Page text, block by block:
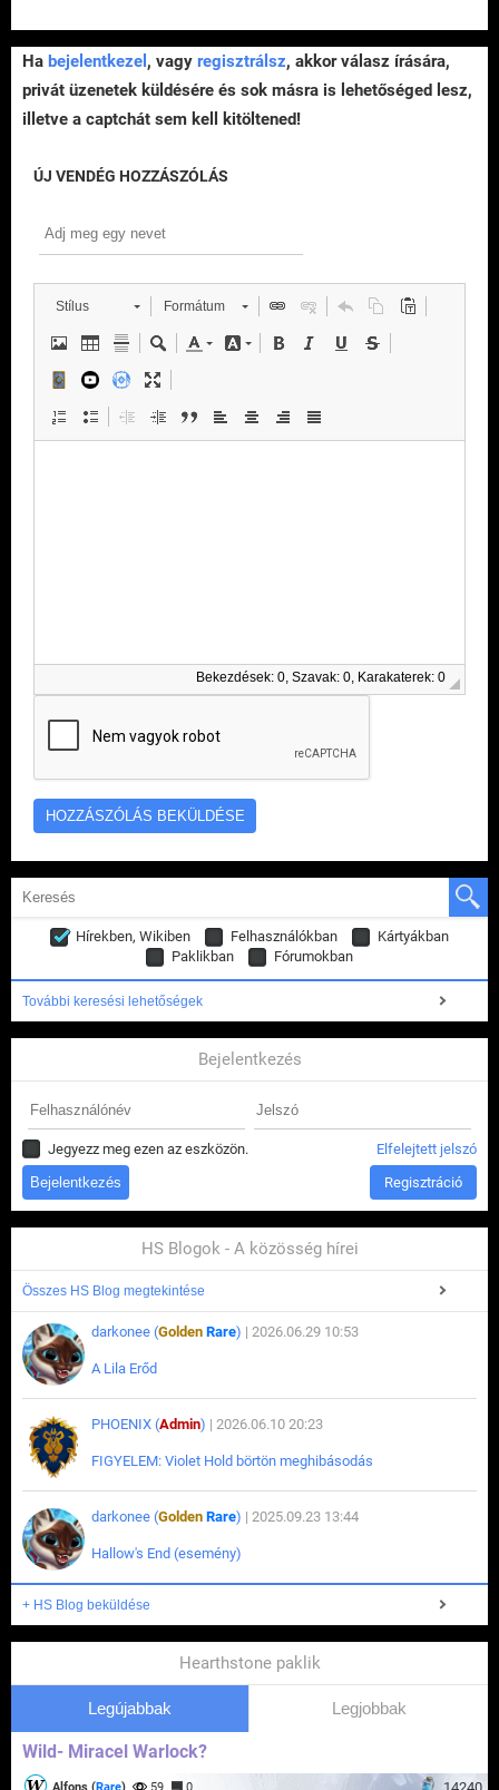
Ha bejelentkezel , vagy regisztrálsz, akkor válasz írására,
privát üzenetek küldésére és sok másra is lehetőséged lesz,
illetve a captchát sem kell kitöltened!
ÚJ VENDÉG HOZZÁSZÓLÁS
Stílus Formátum
Bekezdések: 0, Szavak: 0, Karakaterek: 0
Hírekben, Wikiben Felhasználókban
Kártyákban
Paklikban
Fórumokban
További keresési lehetőségek
Bejelentkezés
Jegyezz meg ezen az eszközön. Elfelejtett jelszó
Regisztráció
HS Blogok - A közösség hírei
Összes HS Blog megtekintése
darkonee (Golden Rare) | 2026.06.29 10:53
A Lila Erőd
PHOENIX (Admin) | 2026.06.10 20:23
FIGYELEM: Violet Hold börtön meghibásodás
darkonee (Golden Rare) | 2025.09.23 13:44
Hallow's End (esemény)
+ HS Blog beküldése
Hearthstone paklik
Legújabbak Legjobbak
Wild- Miracel Warlock?